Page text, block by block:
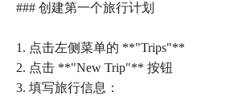
### 创建第一个旅行计划
1. 点击左侧菜单的 **"Trips"**
2. 点击 **"New Trip"** 按钮
3. 填写旅行信息：